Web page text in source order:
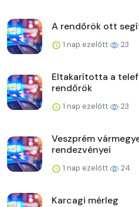
A rendőrök ott
1 nap ezelőtt 23
Eltakarította a
rendőrök
1 nap ezelőtt 23
Veszprém
rendezvényei
1 nap ezelőtt 24
Karcagi mérleg